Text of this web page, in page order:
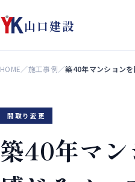
山口建設
HOME／施工事例／築40年マンション
間取り変更
築40年マ